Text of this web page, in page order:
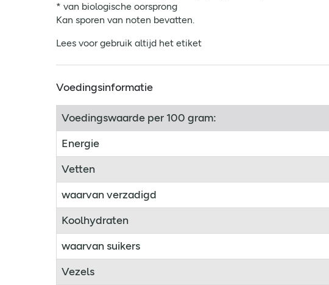
* van biologische oorsprong
Kan sporen van noten bevatten.
Lees voor gebruik altijd het etiket
Voedingsinformatie
Voedingswaarde per 100 gram:
Energie
Vetten
waarvan verzadigd
Koolhydraten
waarvan suikers
Vezels